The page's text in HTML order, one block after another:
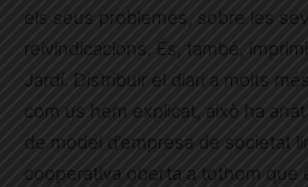
els seus problemes, sobre les
reivindicacions. És, també,
Jardí. Distribuir el diari a molts
com us hem explicat, això ha anat
de model d’empresa de societat
cooperativa oberta a tothom que